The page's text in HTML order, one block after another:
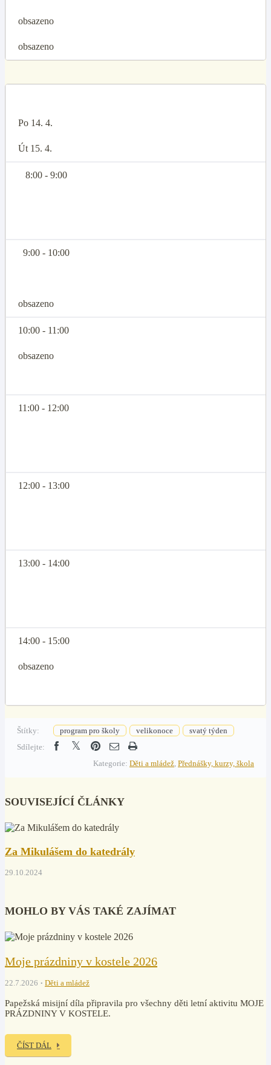
obsazeno
obsazeno
Po 14. 4.
Út 15. 4.
8:00 - 9:00
9:00 - 10:00
obsazeno
10:00 - 11:00
obsazeno
11:00 - 12:00
12:00 - 13:00
13:00 - 14:00
14:00 - 15:00
obsazeno
Štítky: program pro školy velikonoce
svatý týden
Sdílejte:
Kategorie: Děti a mládež, Přednášky, kurzy, škola
SOUVISEJÍCÍ ČLÁNKY
Za Mikulášem do katedrály
29.10.2024
MOHLO BY VÁS TAKÉ ZAJÍMAT
Moje prázdniny v kostele 2026
22.7.2026 Děti a mládež
Papežská misijní díla připravila pro všechny děti letní aktivitu MOJE
PRÁZDNINY V KOSTELE.
ČÍST DÁL